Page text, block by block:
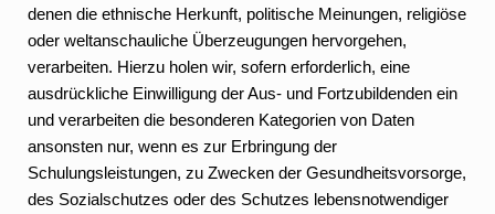
denen die ethnische Herkunft, politische Meinungen, religiöse
oder weltanschauliche Überzeugungen hervorgehen,
verarbeiten. Hierzu holen wir, sofern erforderlich, eine
ausdrückliche Einwilligung der Aus- und Fortzubildenden ein
und verarbeiten die besonderen Kategorien von Daten
ansonsten nur, wenn es zur Erbringung der
Schulungsleistungen, zu Zwecken der Gesundheitsvorsorge,
des Sozialschutzes oder des Schutzes lebensnotwendiger